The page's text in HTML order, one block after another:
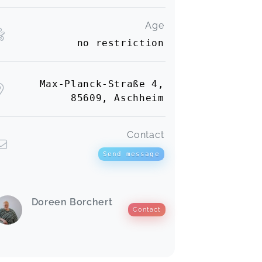
Age
no restriction
Max-Planck-Straße 4,
85609, Aschheim
Contact
Send message
Doreen Borchert
Contact